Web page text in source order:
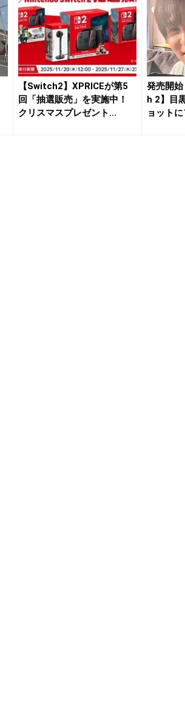
【Switch2】XPRICEが第5
回「抽選販売」を実施中！
クリスマスプレゼント...
発売開
h 2】目
ョット